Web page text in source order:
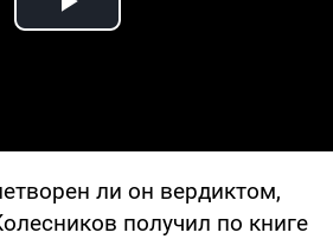
Play Video
ли он вердиктом,
получил по книге